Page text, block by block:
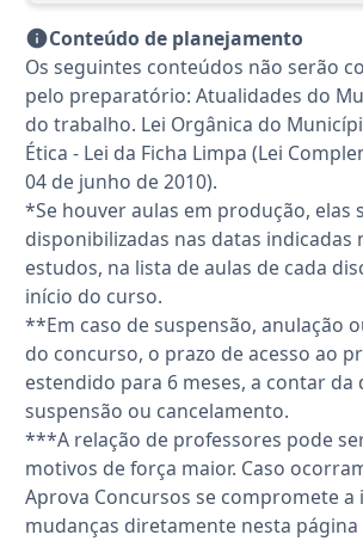
Conteúdo de planejamento
Os seguintes conteúdos não serão
pelo preparatório: Atualidades do
do trabalho. Lei Orgânica do
Ética - Lei da Ficha Limpa (Lei
04 de junho de 2010).
*Se houver aulas em produção, elas
disponibilizadas nas datas indicadas
estudos, na lista de aulas de cada
início do curso.
**Em caso de suspensão, anulação
do concurso, o prazo de acesso ao
estendido para 6 meses, a contar da
suspensão ou cancelamento.
***A relação de professores pode
motivos de força maior. Caso
Aprova Concursos se compromete a
mudanças diretamente nesta